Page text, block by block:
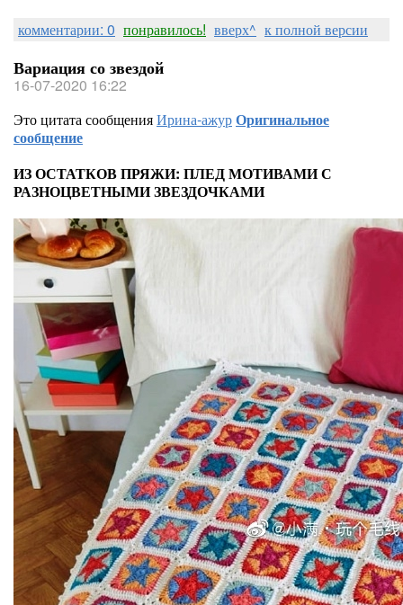
комментарии: 0 понравилось! вверх^ к полной версии
Вариация со звездой
16-07-2020 16:22
Это цитата сообщенияИрина-ажурОригинальное
сообщение
ИЗ ОСТАТКОВ ПРЯЖИ: ПЛЕД МОТИВАМИ С
РАЗНОЦВЕТНЫМИ ЗВЕЗДОЧКАМИ